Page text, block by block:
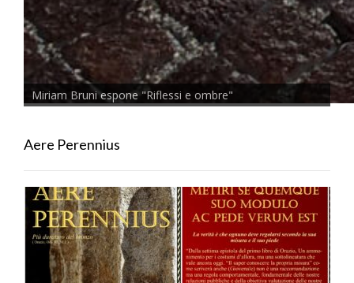
Miriam Bruni espone "Riflessi e ombre"
Aere Perennius